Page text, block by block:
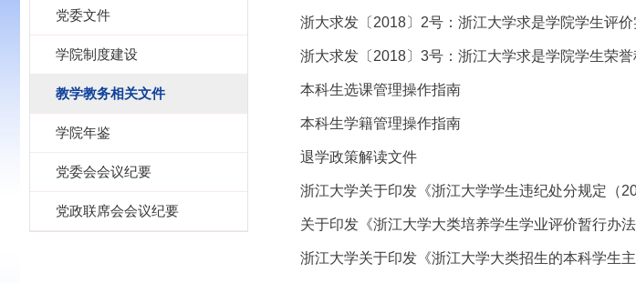
党委文件
学院制度建设
教学教务相关文件
学院年鉴
党委会会议纪要
党政联席会会议纪要
浙大求发〔2018〕2号：浙江大学求是学院学生评价
浙大求发〔2018〕3号：浙江大学求是学院学生荣
本科生选课管理操作指南
本科生学籍管理操作指南
退学政策解读文件
浙江大学关于印发《浙江大学学生违纪处分规定（
关于印发《浙江大学大类培养学生学业评价暂行办
浙江大学关于印发《浙江大学大类招生的本科学生